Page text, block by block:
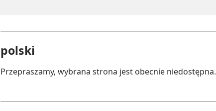
polski
Przepraszamy, wybrana strona jest obecnie niedostępna.